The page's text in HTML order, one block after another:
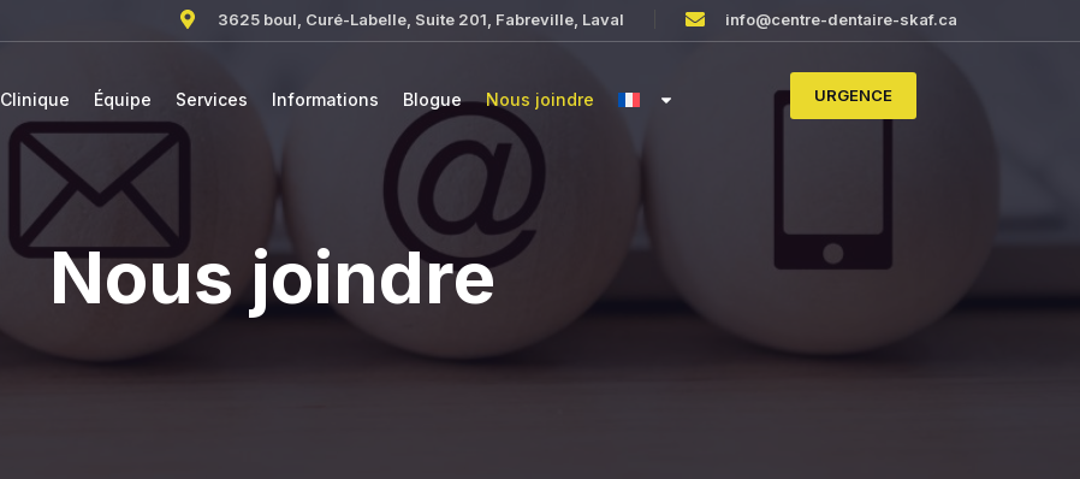
3625 boul, Curé-Labelle, Suite 201, Fabreville, Laval info@centre-dentaire-skaf.ca
Clinique Équipe Services Informations Blogue Nous joindre URGENCE
Nous joindre